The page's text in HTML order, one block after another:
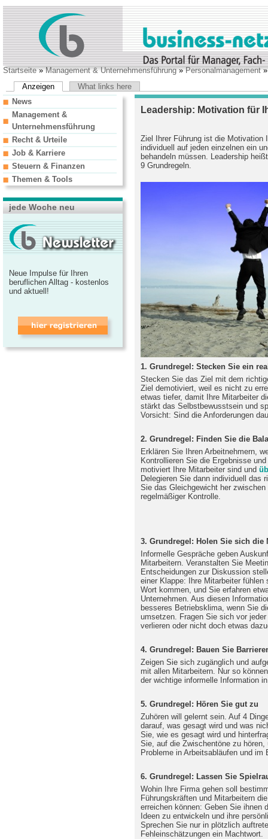
Startseite»Management & Unternehmensführung»Personalmanagement
Anzeigen
What links here
Leadership: Motivation für
Ziel Ihrer Führung ist die Motivation
individuell auf jeden einzelnen ein
behandeln müssen. Leadership
9 Grundregeln.
1. Grundregel: Stecken Sie ein
Stecken Sie das Ziel mit dem
Ziel demotiviert, weil es nicht zu
etwas tiefer, damit Ihre Mitarbeiter
stärkt das Selbstbewusstsein und
Vorsicht: Sind die Anforderungen
2. Grundregel: Finden Sie die
Erklären Sie Ihren Arbeitnehmern,
Kontrollieren Sie die Ergebnisse
motiviert Ihre Mitarbeiter sind und
Delegieren Sie dann individuell das
Sie das Gleichgewicht her
regelmäßiger Kontrolle.
3. Grundregel: Holen Sie sich die
Informelle Gespräche geben
Mitarbeitern. Veranstalten Sie
Entscheidungen zur Diskussion
einer Klappe: Ihre Mitarbeiter
Wort kommen, und Sie erfahren
Unternehmen. Aus diesen
besseres Betriebsklima, wenn Sie
umsetzen. Fragen Sie sich vor
verlieren oder nicht doch etwas
4. Grundregel: Bauen Sie
Zeigen Sie sich zugänglich und
mit allen Mitarbeitern. Nur so
der wichtige informelle Information
5. Grundregel: Hören Sie gut zu
Zuhören will gelernt sein. Auf 4
darauf, was gesagt wird und was
Sie, wie es gesagt wird und
Sie, auf die Zwischentöne zu
Probleme in Arbeitsabläufen und im
6. Grundregel: Lassen Sie
Wohin Ihre Firma gehen soll
Führungskräften und Mitarbeitern
erreichen können: Geben Sie ihnen
Ideen zu entwickeln und ihre
Sprechen Sie nur in plötzlich
Fehleinschätzungen ein Machtwort.
News
Management &
Unternehmensführung
Recht & Urteile
Job & Karriere
Steuern & Finanzen
Themen & Tools
jede Woche neu
Neue Impulse für Ihren
beruflichen Alltag - kostenlos
und aktuell!